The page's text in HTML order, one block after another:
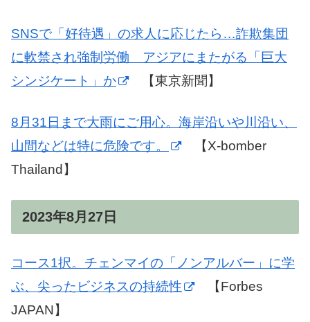
SNSで「好待遇」の求人に応じたら…詐欺集団
に軟禁され強制労働 アジアにまたがる「巨大
シンジケート」か
【東京新聞】
8月31日まで大雨にご用心。海岸沿いや川沿い、
山間などは特に危険です。
【X-bomber
Thailand】
2023年8月27日
コース1択。チェンマイの「ノンアルバー」に学
ぶ、尖ったビジネスの持続性
【Forbes
JAPAN】